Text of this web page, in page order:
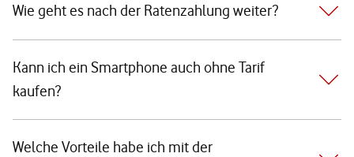
Wie geht es nach der Ratenzahlung weiter?
Kann ich ein Smartphone auch ohne Tarif
kaufen?
Welche Vorteile habe ich mit der